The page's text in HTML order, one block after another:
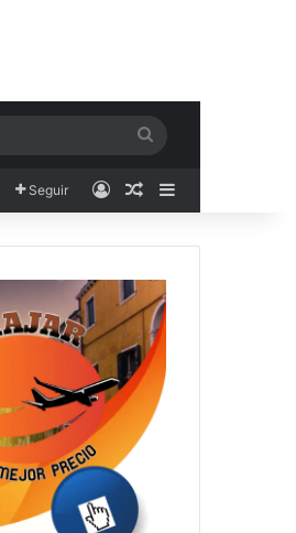
Seguir AccesoPublicación al